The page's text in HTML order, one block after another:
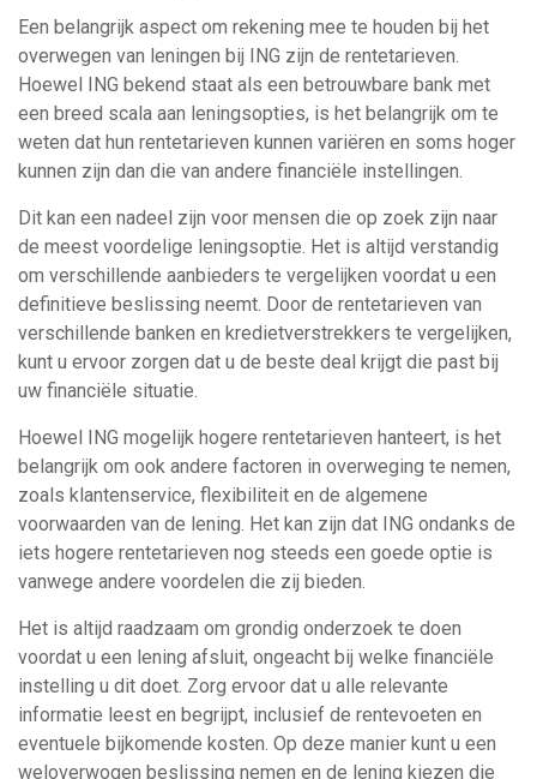
Een belangrijk aspect om rekening mee te houden bij het
overwegen van leningen bij ING zijn de rentetarieven.
Hoewel ING bekend staat als een betrouwbare bank met
een breed scala aan leningsopties, is het belangrijk om te
weten dat hun rentetarieven kunnen variëren en soms hoger
kunnen zijn dan die van andere financiële instellingen.
Dit kan een nadeel zijn voor mensen die op zoek zijn naar
de meest voordelige leningsoptie. Het is altijd verstandig
om verschillende aanbieders te vergelijken voordat u een
definitieve beslissing neemt. Door de rentetarieven van
verschillende banken en kredietverstrekkers te vergelijken,
kunt u ervoor zorgen dat u de beste deal krijgt die past bij
uw financiële situatie.
Hoewel ING mogelijk hogere rentetarieven hanteert, is het
belangrijk om ook andere factoren in overweging te nemen,
zoals klantenservice, flexibiliteit en de algemene
voorwaarden van de lening. Het kan zijn dat ING ondanks de
iets hogere rentetarieven nog steeds een goede optie is
vanwege andere voordelen die zij bieden.
Het is altijd raadzaam om grondig onderzoek te doen
voordat u een lening afsluit, ongeacht bij welke financiële
instelling u dit doet. Zorg ervoor dat u alle relevante
informatie leest en begrijpt, inclusief de rentevoeten en
eventuele bijkomende kosten. Op deze manier kunt u een
weloverwogen beslissing nemen en de lening kiezen die